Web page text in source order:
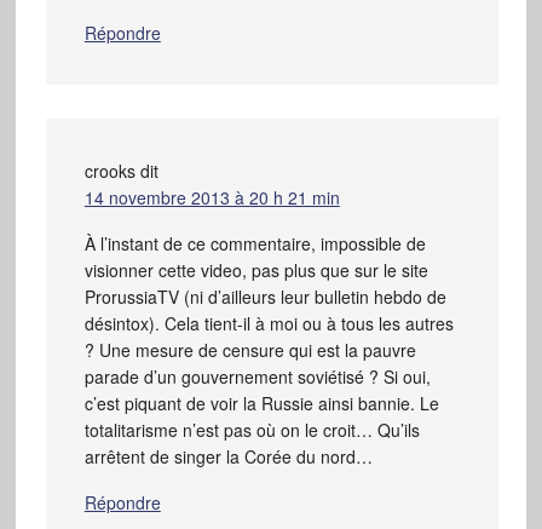
Répondre
crooks dit
14 novembre 2013 à 20 h 21 min
À l’instant de ce commentaire, impossible de
visionner cette video, pas plus que sur le site
ProrussiaTV (ni d’ailleurs leur bulletin hebdo de
désintox). Cela tient-il à moi ou à tous les autres
? Une mesure de censure qui est la pauvre
parade d’un gouvernement soviétisé ? Si oui,
c’est piquant de voir la Russie ainsi bannie. Le
totalitarisme n’est pas où on le croit… Qu’ils
arrêtent de singer la Corée du nord…
Répondre